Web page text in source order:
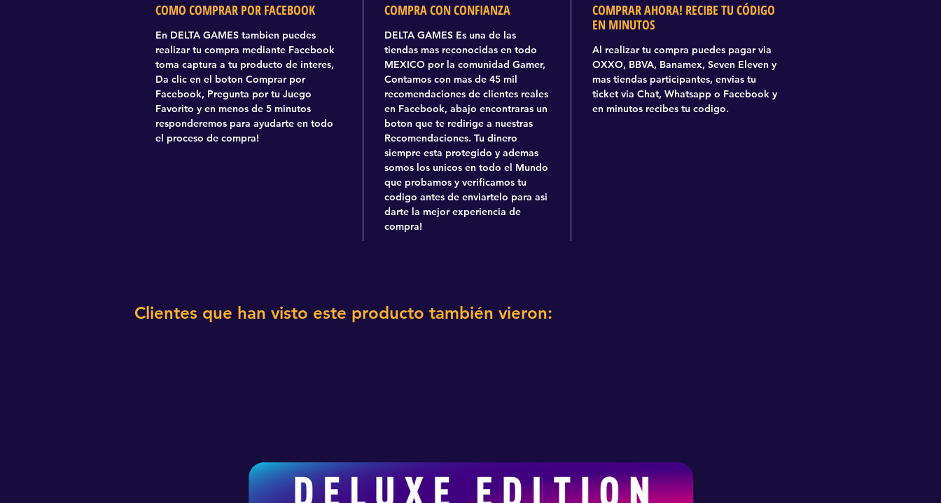
COMO COMPRAR POR FACEBOOK
En DELTA GAMES tambien puedes
realizar tu compra mediante Facebook
toma captura a tu producto de interes,
Da clic en el boton Comprar por
Facebook, Pregunta por tu Juego
Favorito y en menos de 5 minutos
responderemos para ayudarte en todo
el proceso de compra!
COMPRA CON CONFIANZA
DELTA GAMES Es una de las
tiendas mas reconocidas en todo
MEXICO por la comunidad Gamer,
Contamos con mas de 45 mil
recomendaciones de clientes reales
en Facebook, abajo encontraras un
boton que te redirige a nuestras
Recomendaciones. Tu dinero
siempre esta protegido y ademas
somos los unicos en todo el Mundo
que probamos y verificamos tu
codigo antes de enviartelo para asi
darte la mejor experiencia de
compra!
COMPRAR AHORA! RECIBE TU CÓDIGO
EN MINUTOS
Al realizar tu compra puedes pagar via
OXXO, BBVA, Banamex, Seven Eleven y
mas tiendas participantes, envias tu
ticket via Chat, Whatsapp o Facebook y
en minutos recibes tu codigo.
Clientes que han visto este producto también vieron: